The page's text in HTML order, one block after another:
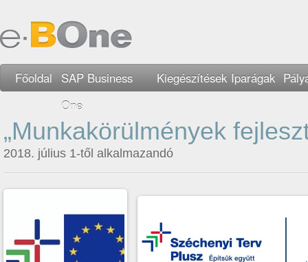
Főoldal
SAP Business
One
Kiegészítések Iparágak
„Munkakörülmények
2018. július 1-től alkalmazandó